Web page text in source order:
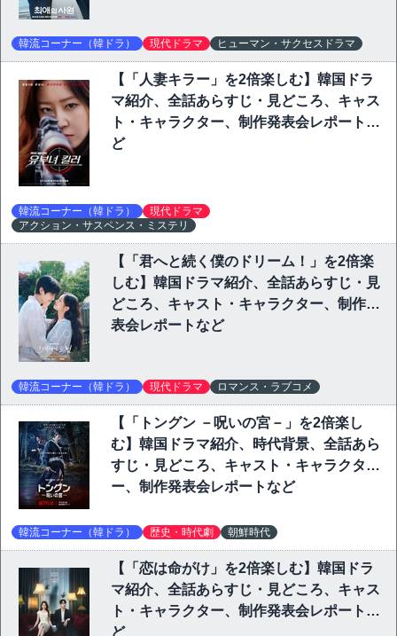
韓流コーナー（韓ドラ） 現代ドラマ ヒューマン・サクセスドラマ
【「人妻キラー」を2倍楽しむ】韓国ドラ
マ紹介、全話あらすじ・見どころ、キャス
ト・キャラクター、制作発表会レポートな
ど
韓流コーナー（韓ドラ）
現代ドラマ
アクション・サスペンス・ミステリ
【「君へと続く僕のドリーム！」を2倍楽
しむ】韓国ドラマ紹介、全話あらすじ・見
どころ、キャスト・キャラクター、制作発
表会レポートなど
韓流コーナー（韓ドラ） 現代ドラマ ロマンス・ラブコメ
【「トングン －呪いの宮－」を2倍楽し
む】韓国ドラマ紹介、時代背景、全話あら
すじ・見どころ、キャスト・キャラクタ
ー、制作発表会レポートなど
韓流コーナー（韓ドラ） 歴史・時代劇 朝鮮時代
【「恋は命がけ」を2倍楽しむ】韓国ドラ
マ紹介、全話あらすじ・見どころ、キャス
ト・キャラクター、制作発表会レポートな
ど